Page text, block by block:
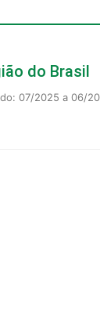
do Brasil
07/2025 a 06/